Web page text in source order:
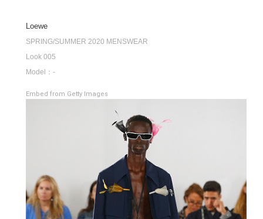
Loewe
SPRING/SUMMER 2020 MENSWEAR
Look 005
Model：-
Embed from Getty Images